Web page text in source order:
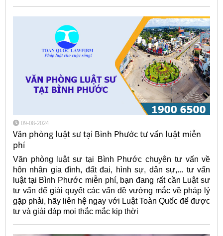
09-08-2024
Văn phòng luật sư tại Bình Phước tư vấn luật miễn
phí
Văn phòng luật sư tại Bình Phước chuyên tư vấn về
hôn nhân gia đình, đất đai, hình sự, dân sự,... tư vấn
luật tại Bình Phước miễn phí, bạn đang rất cần Luật sư
tư vấn để giải quyết các vấn đề vướng mắc về pháp lý
gặp phải, hãy liên hệ ngay với Luật Toàn Quốc để được
tư và giải đáp mọi thắc mắc kịp thời